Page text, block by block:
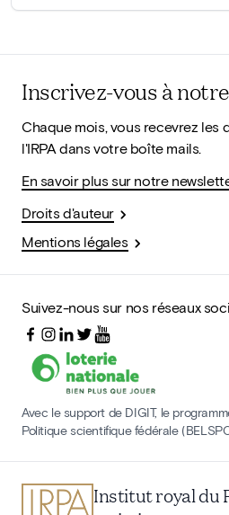
Inscrivez-vous à
Chaque mois, vous recevrez les
l'IRPA dans votre boîte mails.
En savoir plus sur notre
Droits d'auteur
Mentions légales
Suivez-nous sur nos réseaux
Avec le support de DIGIT, le
Politique scientifique fédérale
Institut royal du